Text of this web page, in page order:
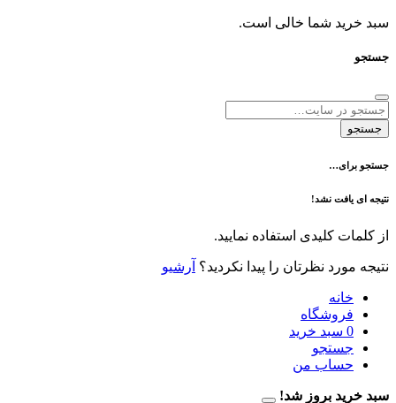
شما خالی است.
نشد!
کلیدی استفاده نمایید.
نظرتان را پیدا نکردید؟ آرشیو
سبد خرید
من
بروز شد!